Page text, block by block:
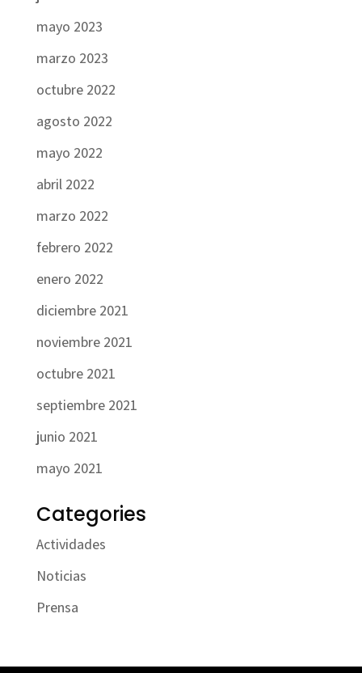
mayo 2023
marzo 2023
octubre 2022
agosto 2022
mayo 2022
abril 2022
marzo 2022
febrero 2022
enero 2022
diciembre 2021
noviembre 2021
octubre 2021
septiembre 2021
junio 2021
mayo 2021
Categories
Actividades
Noticias
Prensa